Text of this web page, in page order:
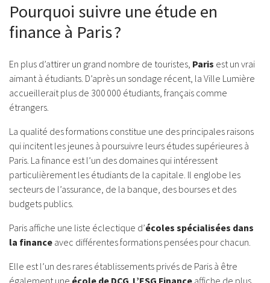
Pourquoi suivre une étude en
finance à Paris ?
En plus d’attirer un grand nombre de touristes, Paris est un vrai
aimant à étudiants. D’après un sondage récent, la Ville Lumière
accueillerait plus de 300 000 étudiants, français comme
étrangers.
La qualité des formations constitue une des principales raisons
qui incitent les jeunes à poursuivre leurs études supérieures à
Paris. La finance est l’un des domaines qui intéressent
particulièrement les étudiants de la capitale. Il englobe les
secteurs de l’assurance, de la banque, des bourses et des
budgets publics.
Paris affiche une liste éclectique d’écoles spécialisées dans
la finance avec différentes formations pensées pour chacun.
Elle est l’un des rares établissements privés de Paris à être
également une école de DCG. L’ESG Finance affiche de plus,